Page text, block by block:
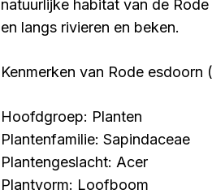
natuurlijke habitat van de
en langs rivieren en beken.
Kenmerken van Rode esdoorn
Hoofdgroep: Planten
Plantenfamilie: Sapindaceae
Plantengeslacht: Acer
Plantvorm: Loofboom